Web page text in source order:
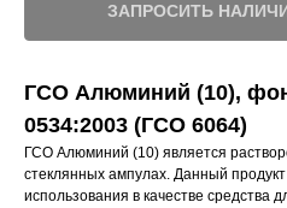
ЗАПРОСИТЬ
ГСО Алюминий (10),
0534:2003 (ГСО 6064)
ГСО Алюминий (10) является
стеклянных ампулах. Данный
использования в качестве